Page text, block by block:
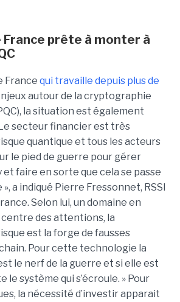
France prête à monter à
France qui travaille depuis plus de
autour de la cryptographie
la situation est également
secteur financier est très
quantique et tous les acteurs
le pied de guerre pour gérer
et faire en sorte que cela se passe
a indiqué Pierre Fressonnet, RSSI
Selon lui, un domaine en
des attentions, la
est la forge de fausses
Pour cette technologie la
le nerf de la guerre et si elle est
le système qui s’écroule. » Pour
la nécessité d’investir apparait